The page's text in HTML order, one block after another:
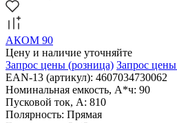
АКОМ 90
Цену и наличие уточняйте
Запрос цены (розница) Запрос цены
EAN-13 (артикул): 4607034730062
Номинальная емкость, А*ч: 90
Пусковой ток, А: 810
Полярность: Прямая